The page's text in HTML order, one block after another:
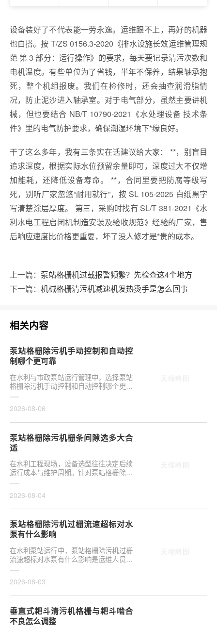
设备装好了不代表能一劳永逸。运维跟不上，再好的机器
也白搭。按 T/ZS 0156.3‑2020《排水设施长效运维管理规
范 第 3 部分：运行操作》的要求，每天要记录清污次数和
电机温度。有些单位为了省钱，半年不保养，结果轴承抱
死，整个机组报废。我们在检修时，还会抽查润滑脂情
况，防止泥沙进入轴承室。对于电气部分，虽然主要讲机
械，但也要结合 NB/T 10790‑2021《水处理设备 技术条
件》里的电气防护要求，确保潮湿环境下*缘良好。
干了这么多年，我有三条实在话建议给大家： **，别盲目
追求深度，根据实际水位预留余量即可，深度过大不仅增
加能耗，还降低设备寿命。 **，合同里要把防腐等级写
死，别听厂家忽悠“耐用就行”，按 SL 105-2025 白纸黑字
写清楚涂层厚度。 第三，采购时找有 SL/T 381-2021《水
利水电工程启闭机制造安装及验收规范》经验的厂家，售
后响应速度比价格更重要，坏了没人修才是*贵的成本。
上一篇： 泵站格栅机过载报警频繁？先检查这4个地方
下一篇： 机械格栅清污机减速机发热烫手是怎么回事
相关内容
泵站格栅除污机手动控制和自动控
制哪个更可靠
在水利与市政泵站运行管理中，选择泵站
格栅除污机手动控制和自动控制哪个更可
靠，往往是项目决策的关键环节。这并非
2026-08-06
泵站格栅除污机栅条间隙选多大合
适
在水利工程现场，设备选型往往决定后续
运行成本与维护周期。针对泵站格栅除污
机栅条间隙选多大合适，需结合具体工况
2026-08-04
泵站格栅除污机过栅流速超标对水
泵有什么影响
在水利泵站运行中，泵站格栅除污机过栅
流速超标对水泵有什么影响是运维人员关
注的核心议题。当水流通过格栅的速度超
2026-08-03
垂直式耙斗清污机格栅与耙斗啮合
不良怎么调整